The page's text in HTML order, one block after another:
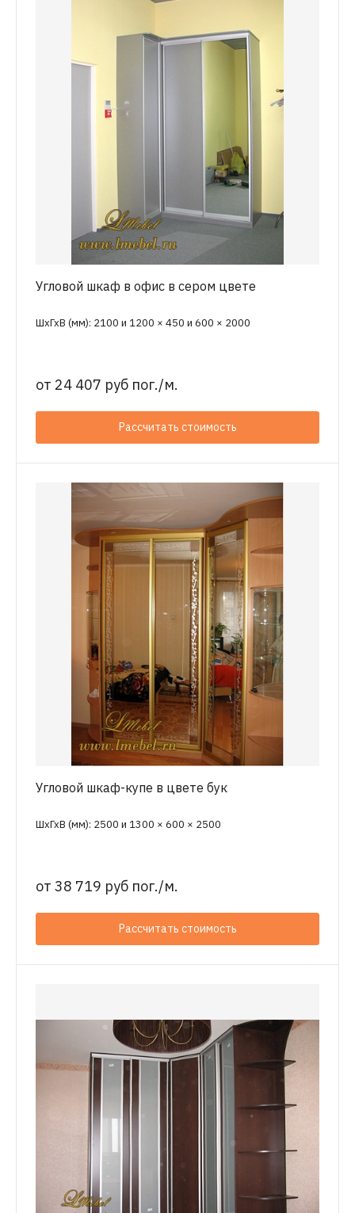
Угловой шкаф в офис в сером цвете
ШхГхВ (мм): 2100 и 1200 × 450 и 600 × 2000
от 24 407 руб пог./м.
Рассчитать стоимость
Угловой шкаф-купе в цвете бук
ШхГхВ (мм): 2500 и 1300 × 600 × 2500
от 38 719 руб пог./м.
Рассчитать стоимость